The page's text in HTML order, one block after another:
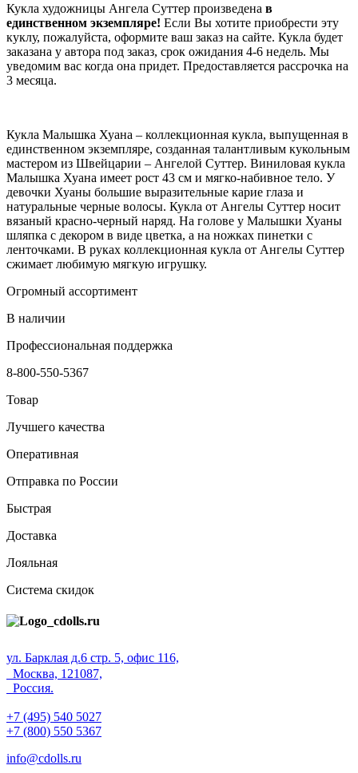
Кукла художницы Ангела Суттер произведена в
единственном экземпляре! Если Вы хотите приобрести эту
куклу, пожалуйста, оформите ваш заказ на сайте. Кукла будет
заказана у автора под заказ, срок ожидания 4-6 недель. Мы
уведомим вас когда она придет. Предоставляется рассрочка на
3 месяца.
Кукла Малышка Хуана – коллекционная кукла, выпущенная в
единственном экземпляре, созданная талантливым кукольным
мастером из Швейцарии – Ангелой Суттер. Виниловая кукла
Малышка Хуана имеет рост 43 см и мягко-набивное тело. У
девочки Хуаны большие выразительные карие глаза и
натуральные черные волосы. Кукла от Ангелы Суттер носит
вязаный красно-черный наряд. На голове у Малышки Хуаны
шляпка с декором в виде цветка, а на ножках пинетки с
ленточками. В руках коллекционная кукла от Ангелы Суттер
сжимает любимую мягкую игрушку.
Огромный ассортимент
В наличии
Профессиональная поддержка
8-800-550-5367
Товар
Лучшего качества
Оперативная
Отправка по России
Быстрая
Доставка
Лояльная
Система скидок
ул. Барклая д.6 стр. 5, офис 116,
Москва, 121087,
Россия.
+7 (495) 540 5027
+7 (800) 550 5367
info@cdolls.ru